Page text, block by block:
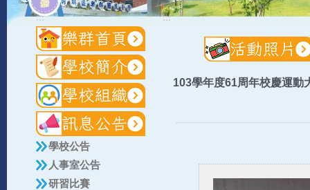
:::
學校公告
人事室公告
研習比賽
:::
103學年度61周年校慶運動